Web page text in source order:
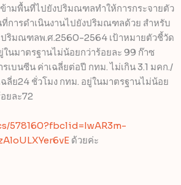
ามพื้นที่ไปยังปริมณฑลทำให้การกระจายตัว
การดำเนินงานไปยังปริมณฑลด้วย สำหรับ
ปริมณฑลพ.ศ.2560-2564 เป้าหมายตัวชี้วัด
นมาตรฐานไม่น้อยกว่าร้อยละ 99 ก๊าซ
เบนซีน ค่าเฉลี่ยต่อปี กทม. ไม่เกิน 3.1 มคก./
ลี่ย24 ชั่วโมง กทม. อยู่ในมาตรฐานไม่น้อย
ยละ72
578160?fbclid=IwAR3m-
ด้วยค่ะ